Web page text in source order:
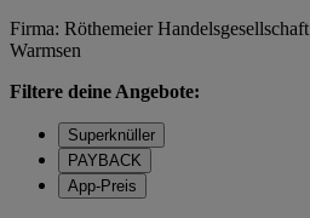
Firma: Röthemeier
Warmsen
Filtere deine Angebote:
Superknüller
PAYBACK
App-Preis